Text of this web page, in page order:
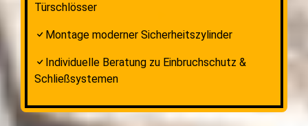
Türschlösser
Montage moderner Sicherheitszylinder
Individuelle Beratung zu Einbruchschutz &
Schließsystemen